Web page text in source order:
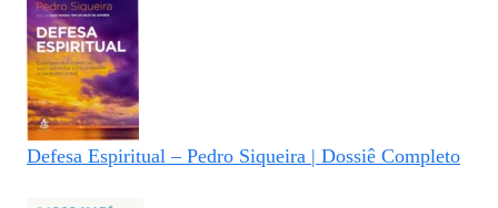
Defesa Espiritual – Pedro Siqueira | Dossiê Completo